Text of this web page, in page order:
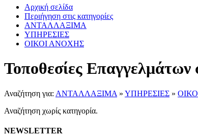
Αρχική σελίδα
Περιήγηση στις κατηγορίες
ΑΝΤΑΛΛΑΞΙΜΑ
ΥΠΗΡΕΣΙΕΣ
ΟΙΚΟΙ ΑΝΟΧΗΣ
Τοποθεσίες
Αναζήτηση για: ΑΝΤΑΛΛΑΞΙΜΑ » ΥΠΗΡΕΣΙΕΣ »
Αναζήτηση χωρίς κατηγορία.
NEWSLETTER